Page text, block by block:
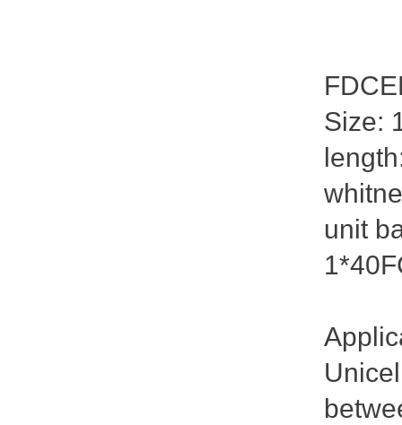
Size:
unit